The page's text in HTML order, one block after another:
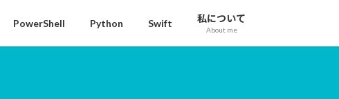
PowerShell Python Swift 私について
About me